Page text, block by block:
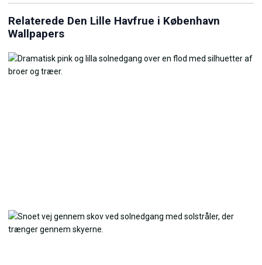
Relaterede Den Lille Havfrue i København
Wallpapers